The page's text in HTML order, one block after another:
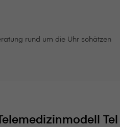
rund um die Uhr schätzen
Tel